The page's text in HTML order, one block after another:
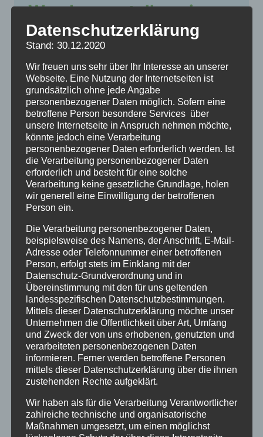
Wanderausstellung im
Schwarzwald
Wanderausstellung zum Thema
Kinderverschickungen im Schwarzwald zu
sehen
Filmtipp zur Auswertung
von Akten zum
Missbrauch in der
katholischen Kirche
Ein neuer Film über Missbrauch in der
Datenschutzerklärung
Stand: 30.12.2020
Wir freuen uns sehr über Ihr Interesse an unserer
Webseite. Eine Nutzung der Internetseiten ist
grundsätzlich ohne jede Angabe
personenbezogener Daten möglich. Sofern eine
betroffene Person besondere Services über
unsere Internetseite in Anspruch nehmen möchte,
könnte jedoch eine Verarbeitung
personenbezogener Daten erforderlich werden. Ist
die Verarbeitung personenbezogener Daten
erforderlich und besteht für eine solche
Verarbeitung keine gesetzliche Grundlage, holen
wir generell eine Einwilligung der betroffenen
Person ein.
Die Verarbeitung personenbezogener Daten,
beispielsweise des Namens, der Anschrift, E-Mail-
Adresse oder Telefonnummer einer betroffenen
Person, erfolgt stets im Einklang mit der
Datenschutz-Grundverordnung und in
Übereinstimmung mit den für uns geltenden
landesspezifischen Datenschutzbestimmungen.
Mittels dieser Datenschutzerklärung möchte unser
Unternehmen die Öffentlichkeit über Art, Umfang
und Zweck der von uns erhobenen, genutzten und
verarbeiteten personenbezogenen Daten
informieren. Ferner werden betroffene Personen
mittels dieser Datenschutzerklärung über die ihnen
zustehenden Rechte aufgeklärt.
Wir haben als für die Verarbeitung Verantwortlicher
zahlreiche technische und organisatorische
Maßnahmen umgesetzt, um einen möglichst